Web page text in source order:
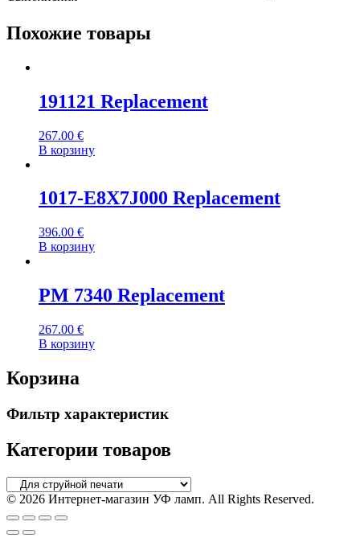
Похожие товары
191121 Replacement
267.00 €
В корзину
1017-E8X7J000 Replacement
396.00 €
В корзину
PM 7340 Replacement
267.00 €
В корзину
Корзина
Фильтр характеристик
Категории товаров
© 2026 Интернет-магазин УФ ламп. All Rights Reserved.